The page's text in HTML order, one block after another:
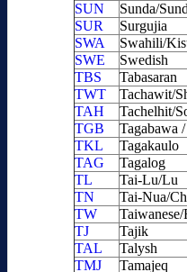
SUN
Sunda/
SUR
Surgujia
SWA
Swahili/
SWE
Swedish
TBS
Tabasaran
TWT
Tachawit/
TAH
Tachelhit/
TGB
Tagabawa
TKL
Tagakaulo
TAG
Tagalog
TL
Tai-Lu/Lu
TN
Tai-Nua/
TW
TJ
Tajik
TAL
Talysh
TMJ
Tamajeq